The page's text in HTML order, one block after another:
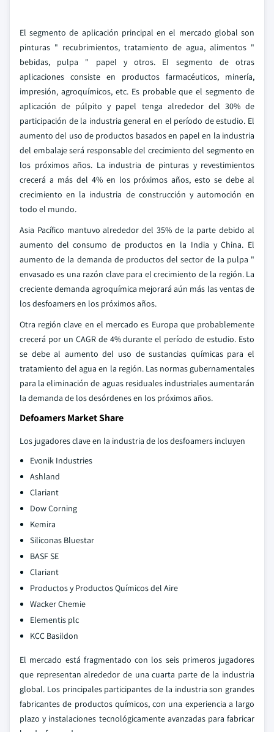
El segmento de aplicación principal en el mercado global son
pinturas " recubrimientos, tratamiento de agua, alimentos "
bebidas, pulpa " papel y otros. El segmento de otras
aplicaciones consiste en productos farmacéuticos, minería,
impresión, agroquímicos, etc. Es probable que el segmento de
aplicación de púlpito y papel tenga alrededor del 30% de
participación de la industria general en el período de estudio. El
aumento del uso de productos basados en papel en la industria
del embalaje será responsable del crecimiento del segmento en
los próximos años. La industria de pinturas y revestimientos
crecerá a más del 4% en los próximos años, esto se debe al
crecimiento en la industria de construcción y automoción en
todo el mundo.
Asia Pacífico mantuvo alrededor del 35% de la parte debido al
aumento del consumo de productos en la India y China. El
aumento de la demanda de productos del sector de la pulpa "
envasado es una razón clave para el crecimiento de la región. La
creciente demanda agroquímica mejorará aún más las ventas de
los desfoamers en los próximos años.
Otra región clave en el mercado es Europa que probablemente
crecerá por un CAGR de 4% durante el período de estudio. Esto
se debe al aumento del uso de sustancias químicas para el
tratamiento del agua en la región. Las normas gubernamentales
para la eliminación de aguas residuales industriales aumentarán
la demanda de los desórdenes en los próximos años.
Defoamers Market Share
Los jugadores clave en la industria de los desfoamers incluyen
Evonik Industries
Ashland
Clariant
Dow Corning
Kemira
Siliconas Bluestar
BASF SE
Clariant
Productos y Productos Químicos del Aire
Wacker Chemie
Elementis plc
KCC Basildon
El mercado está fragmentado con los seis primeros jugadores
que representan alrededor de una cuarta parte de la industria
global. Los principales participantes de la industria son grandes
fabricantes de productos químicos, con una experiencia a largo
plazo y instalaciones tecnológicamente avanzadas para fabricar